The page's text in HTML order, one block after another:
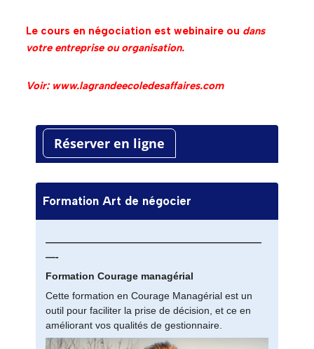
Le cours en négociation est webinaire ou dans
votre entreprise ou organisation.
Voir: www.lagrandeecoledesaffaires.com
Réserver en ligne
Formation Art de négocier
——————————————————————
—-
Formation Courage managérial
Cette formation en Courage Managérial est un
outil pour faciliter la prise de décision, et ce en
améliorant vos qualités de gestionnaire.